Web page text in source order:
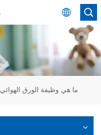
عربي
English
ما هي وظيفة الورق الهوائي